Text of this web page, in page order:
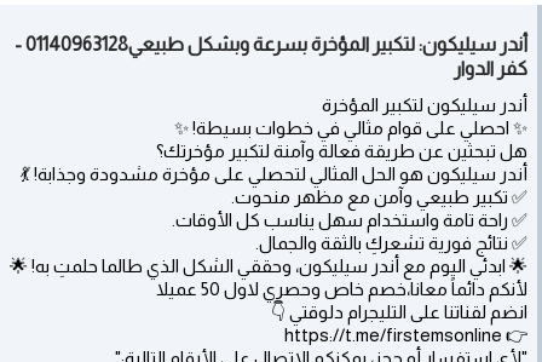
أندر سيليكون: لتكبير المؤخرة بسرعة وبشكل طبيعي01140963128 -
كفر الدوار
أندر سيليكون لتكبير المؤخرة
✨ احصلي على قوام مثالي في خطوات بسيطة! ✨
هل تبحثين عن طريقة فعالة وآمنة لتكبير مؤخرتك؟
أندر سيليكون هو الحل المثالي لتحصلي على مؤخرة مشدودة وجذابة! 💃
✅ تكبير طبيعي وآمن مع مظهر منحوت.
✅ راحة تامة واستخدام سهل يناسب كل الأوقات.
✅ نتائج فورية تشعركِ بالثقة والجمال.
🌟 ابدئي اليوم مع أندر سيليكون، وحققي الشكل الذي طالما حلمتِ به! 🌟
لأنكم دائماً معانا،خصم خاص وحصري لاول 50 عميلا
انضم لقناتنا على التليجرام دلوقتي 👇
👉 https://t.me/firstemsonline